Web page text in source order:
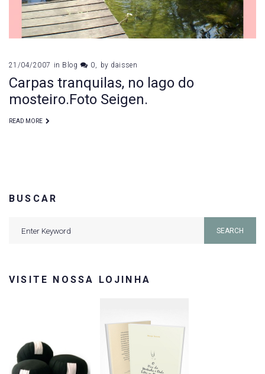
de
2007
21/04/2007 in Blog 0 by daissen
Carpas tranquilas, no lago do
mosteiro.Foto Seigen.
READ MORE
BUSCAR
SEARCH
VISITE NOSSA LOJINHA